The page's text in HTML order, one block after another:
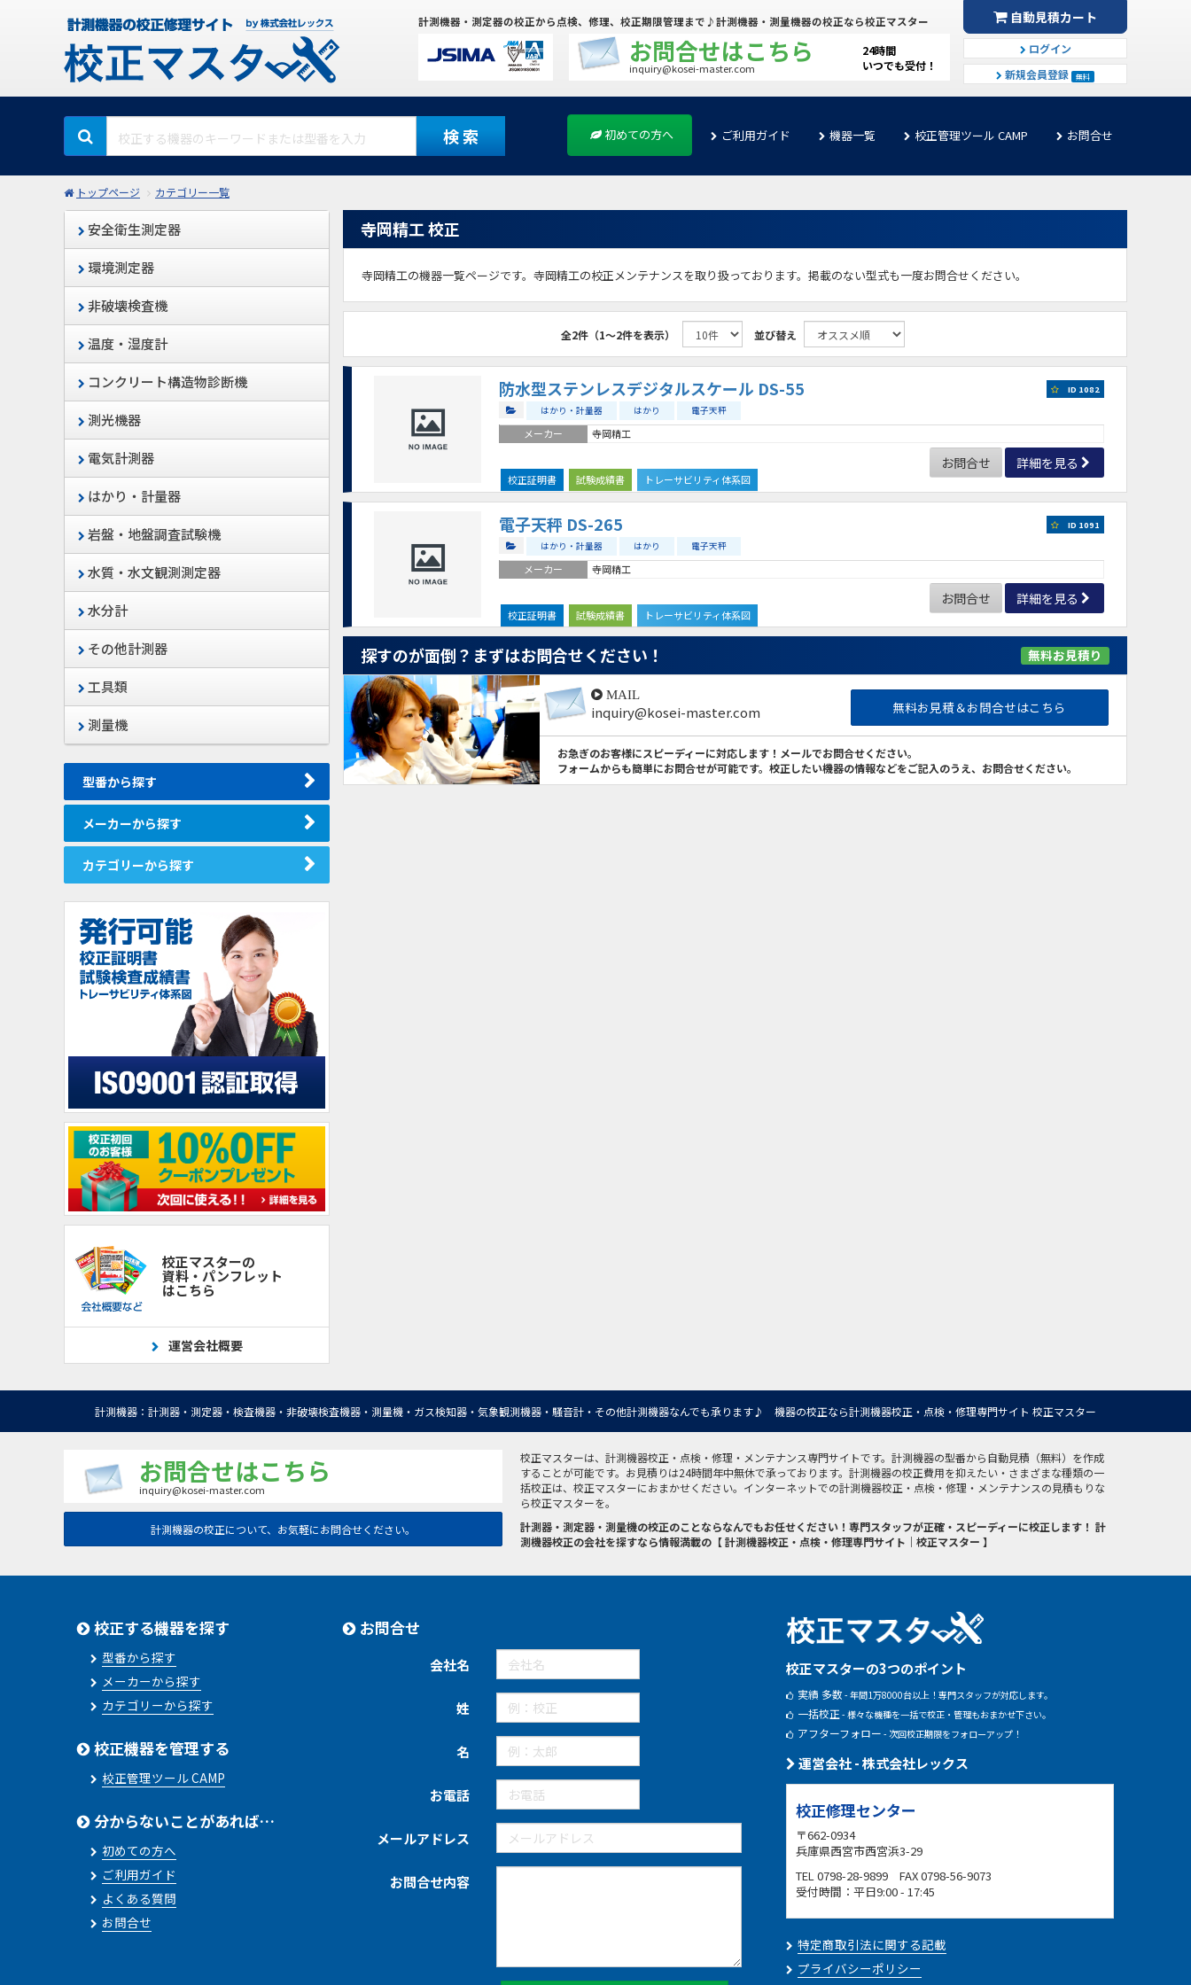
計測機器・測定器の校正から点検、修理、校正期限管理まで♪計測機器・測量機器の校正なら校正マスター
24時間
いつでも受付！
お問合せはこちら
inquiry@kosei-master.com
自動見積カート
ログイン
新規会員登録
無料
検 索 初めての方へ ご利用ガイド 機器一覧 校正管理ツール CAMP お問合せ
トップページ カテゴリー一覧
安全衛生測定器
環境測定器
非破壊検査機
温度・湿度計
コンクリート構造物診断機
測光機器
電気計測器
はかり・計量器
岩盤・地盤調査試験機
水質・水文観測測定器
水分計
その他計測器
工具類
測量機
型番から探す
メーカーから探す
カテゴリーから探す
校正マスターの
資料・パンフレット
はこちら
運営会社概要
寺岡精工 校正
寺岡精工の機器一覧ページです。寺岡精工の校正メンテナンスを取り扱っております。掲載のない型式も一度お問合せください。
全2件（1～2件を表示） 並び替え
ID 1082
防水型ステンレスデジタルスケール DS-55
はかり・計量器 はかり 電子天秤
メーカー 寺岡精工
お問合せ 詳細を見る
校正証明書 試験成績書 トレーサビリティ体系図
ID 1091
電子天秤 DS-265
はかり・計量器 はかり 電子天秤
メーカー 寺岡精工
お問合せ 詳細を見る
校正証明書 試験成績書 トレーサビリティ体系図
探すのが面倒？ まずはお問合せください！ 無料お見積り
MAIL
inquiry@kosei-master.com 無料お見積＆お問合せはこちら
お急ぎのお客様にスピーディーに対応します！メールでお問合せください。
フォームからも簡単にお問合せが可能です。校正したい機器の情報などをご記入のうえ、お問合せください。
計測機器：計測器・測定器・検査機器・非破壊検査機器・測量機・ガス検知器・気象観測機器・騒音計・その他計測機器なんでも承ります♪ 機器の校正なら計測機器校正・点検・修理専門サイト 校正マスター
お問合せはこちら
inquiry@kosei-master.com
計測機器の校正について、お気軽にお問合せください。
校正マスターは、計測機器校正・点検・修理・メンテナンス専門サイトです。計測機器の型番から自動見積（無料）を作成
することが可能です。お見積りは24時間年中無休で承っております。計測機器の校正費用を抑えたい・さまざまな種類の一
括校正は、校正マスターにおまかせください。インターネットでの計測機器校正・点検・修理・メンテナンスの見積もりな
ら校正マスターを。
計測器・測定器・測量機の校正のことならなんでもお任せください！専門スタッフが正確・スピーディーに校正します！ 計
測機器校正の会社を探すなら情報満載の【 計測機器校正・点検・修理専門サイト｜校正マスター 】
校正する機器を探す
型番から探す
メーカーから探す
カテゴリーから探す
校正機器を管理する
校正管理ツール CAMP
分からないことがあれば…
初めての方へ
ご利用ガイド
よくある質問
お問合せ
お問合せ
会社名
姓
名
お電話
メールアドレス
お問合せ内容
校正マスターの3つのポイント
実績 多数- 年間1万8000台以上！専門スタッフが対応します。
一括校正 - 様々な機種を一括で校正・管理もおまかせ下さい。
アフターフォロー - 次回校正期限をフォローアップ！
運営会社 - 株式会社レックス
校正修理センター
〒662-0934
兵庫県西宮市西宮浜3-29
TEL 0798-28-9899 FAX 0798-56-9073
受付時間：平日9:00 - 17:45
特定商取引法に関する記載
プライバシーポリシー